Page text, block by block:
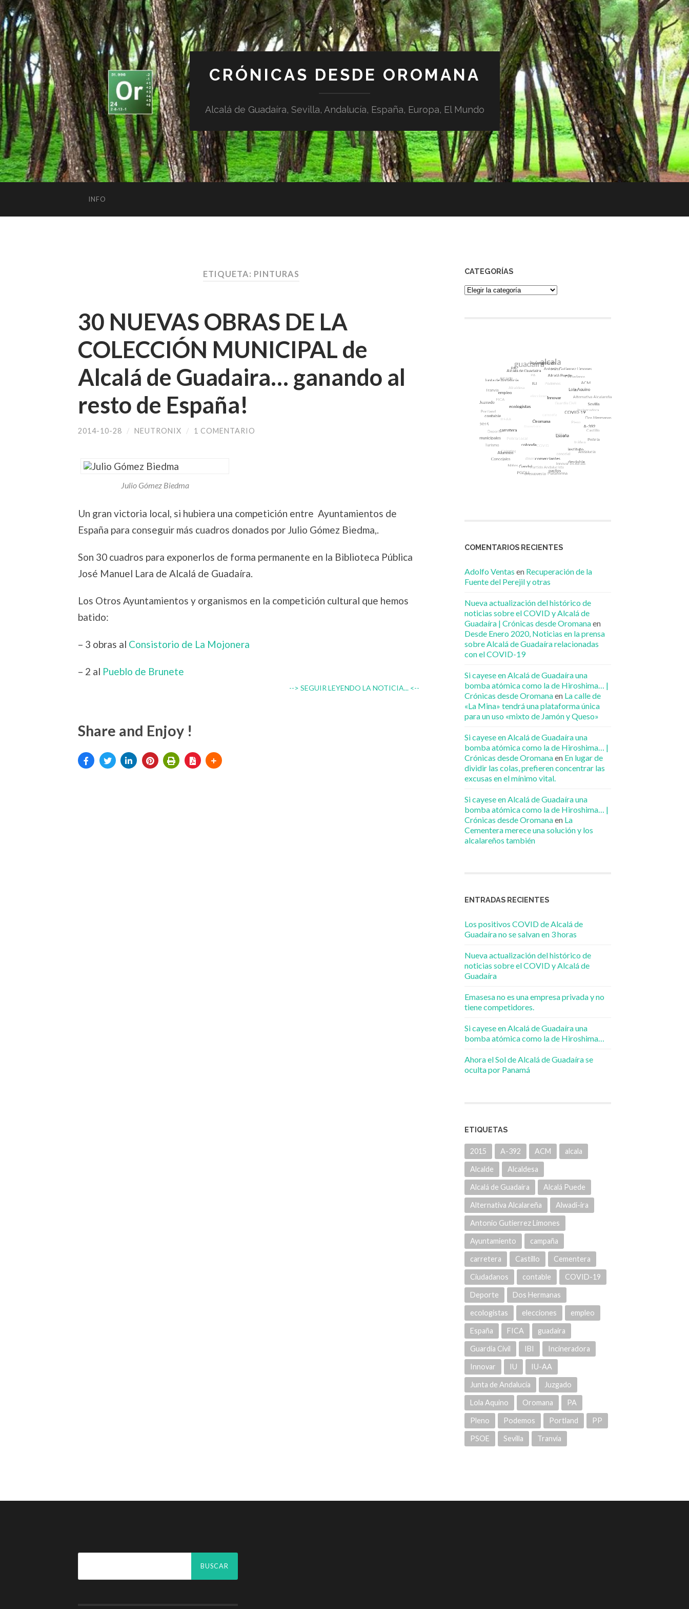
CRÓNICAS DESDE OROMANA
Alcalá de Guadaíra, Sevilla, Andalucía, España, Europa, El Mundo
INFO
ETIQUETA: PINTURAS
30 NUEVAS OBRAS DE LA
COLECCIÓN MUNICIPAL de
Alcalá de Guadaira… ganando al
resto de España!
2014-10-28 / NEUTRONIX / 1 COMENTARIO
Julio Gómez Biedma
Un gran victoria local, si hubiera una competición entre Ayuntamientos de
España para conseguir más cuadros donados por Julio Gómez Biedma,.
Son 30 cuadros para exponerlos de forma permanente en la Biblioteca Pública
José Manuel Lara de Alcalá de Guadaíra.
Los Otros Ayuntamientos y organismos en la competición cultural que hemos
batido:
– 3 obras al Consistorio de La Mojonera
– 2 al Pueblo de Brunete
--> SEGUIR LEYENDO LA NOTICIA... <--
Share and Enjoy !
CATEGORÍAS
COMENTARIOS RECIENTES
Adolfo Ventas en Recuperación de la
Fuente del Perejil y otras
Nueva actualización del histórico de
noticias sobre el COVID y Alcalá de
Guadaíra | Crónicas desde Oromanaen
Desde Enero 2020, Noticias en la prensa
sobre Alcalá de Guadaíra relacionadas
con el COVID-19
Si cayese en Alcalá de Guadaíra una
bomba atómica como la de Hiroshima… |
Crónicas desde Oromanaen La calle de
«La Mina» tendrá una plataforma única
para un uso «mixto de Jamón y Queso»
Si cayese en Alcalá de Guadaíra una
bomba atómica como la de Hiroshima… |
Crónicas desde Oromanaen En lugar de
dividir las colas, prefieren concentrar las
excusas en el mínimo vital.
Si cayese en Alcalá de Guadaíra una
bomba atómica como la de Hiroshima… |
Crónicas desde Oromanaen La
Cementera merece una solución y los
alcalareños también
ENTRADAS RECIENTES
Los positivos COVID de Alcalá de
Guadaíra no se salvan en 3 horas
Nueva actualización del histórico de
noticias sobre el COVID y Alcalá de
Guadaíra
Emasesa no es una empresa privada y no
tiene competidores.
Si cayese en Alcalá de Guadaíra una
bomba atómica como la de Hiroshima…
Ahora el Sol de Alcalá de Guadaíra se
oculta por Panamá
ETIQUETAS
2015 A-392 ACM alcala
Alcalde Alcaldesa
Alcalá de Guadaíra Alcalá Puede
Alternativa Alcalareña Alwadi-ira
Antonio Gutierrez Limones
Ayuntamiento campaña
carretera Castillo Cementera
Ciudadanos contable COVID-19
Deporte Dos Hermanas
ecologistas elecciones empleo
España FICA guadaira
Guardia Civil IBI Incineradora
Innovar IU IU-AA
Junta de Andalucía Juzgado
Lola Aquino Oromana PA
Pleno Podemos Portland PP
PSOE Sevilla Tranvía